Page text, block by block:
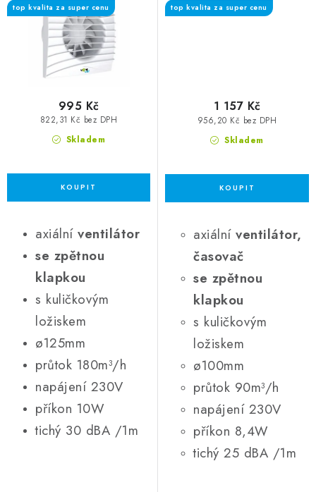
top kvalita za super cenu
Skladem
822,31 Kč bez DPH
995 Kč
axiální ventilátor
se zpětnou
klapkou
s kuličkovým
ložiskem
ø125mm
průtok 180m³/h
napájení 230V
příkon 10W
tichý 30 dBA /1m
top kvalita za super cenu
Skladem
956,20 Kč bez DPH
1 157 Kč
axiální ventilátor,
časovač
se zpětnou
klapkou
s kuličkovým
ložiskem
ø100mm
průtok 90m³/h
napájení 230V
příkon 8,4W
tichý 25 dBA /1m